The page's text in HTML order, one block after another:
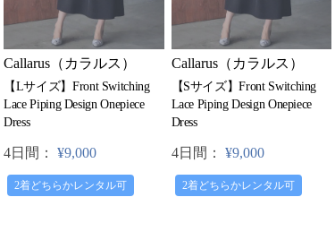
Callarus（カラルス）
【Lサイズ】Front Switching
Lace Piping Design Onepiece
Dress
4日間： ¥9,000
2着どちらかレンタル可
Callarus（カラルス）
【Sサイズ】Front Switching
Lace Piping Design Onepiece
Dress
4日間： ¥9,000
2着どちらかレンタル可